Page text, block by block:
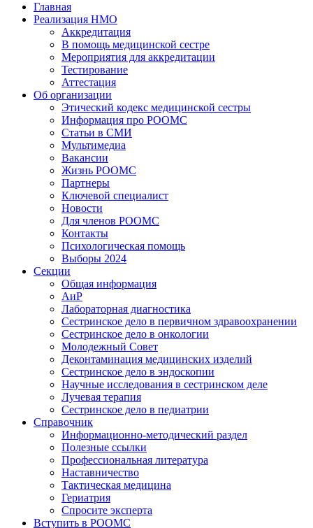
Главная
Реализация НМО
Аккредитация
В помощь медицинской сестре
Мероприятия для аккредитации
Тестирование
Аттестация
Об организации
Этический кодекс медицинской сестры
Информация про РООМС
Статьи в СМИ
Мультимедиа
Вакансии
Жизнь РООМС
Партнеры
Ключевой специалист
Новости
Для членов РООМС
Контакты
Психологическая помощь
Выборы 2024
Секции
Общая информация
АиР
Лабораторная диагностика
Сестринское дело в первичном здравоохранении
Сестринское дело в онкологии
Молодежный Совет
Деконтаминация медицинских изделий
Сестринское дело в эндоскопии
Научные исследования в сестринском деле
Лучевая терапия
Сестринское дело в педиатрии
Справочник
Информационно-методический раздел
Полезные ссылки
Профессиональная литература
Наставничество
Тактическая медицина
Гериатрия
Спросите эксперта
Вступить в РООМС